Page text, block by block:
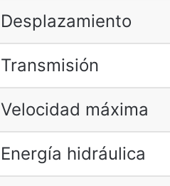
Desplazamiento
Transmisión
Velocidad máxima
Energía hidráulica